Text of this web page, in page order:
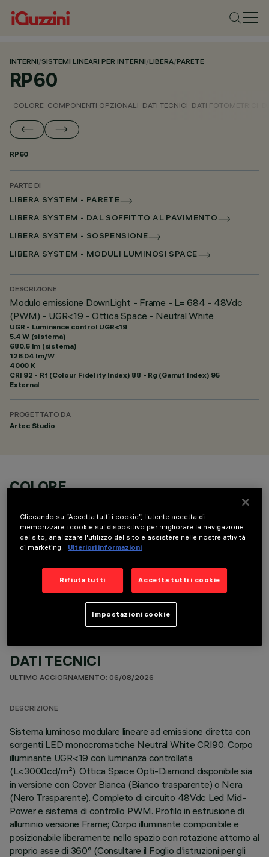
INTERNI/SISTEMI LINEARI PER INTERNI/LIBERA/PARETE
RP60
COLORE COMPONENTI OPZIONALI DATI TECNICI DATI FOTOMETRICI
RP60
PARTE DI
LIBERA SYSTEM - PARETE
LIBERA SYSTEM - DAL SOFFITTO AL PAVIMENTO
LIBERA SYSTEM - SOSPENSIONE
LIBERA SYSTEM - MODULI LUMINOSI SPACE
DESCRIZIONE
Modulo emissione DownLight - Frame - L= 684 - 48Vdc
(PWM) - UGR<19 - Ottica Space - Neutral White
UGR - Luminance control UGR<19
5.4 W (sistema)
680.6 lm (sistema)
126.04 lm/W
4000 K
CRI 92 - Rf (Colour Fidelity Index) 88 - Rg (Gamut Index) 95
External
PROGETTATO DA
Artec Studio
COLORE
COMPONENTI OPZIONALI
DATI TECNICI
ULTIMO AGGIORNAMENTO: 06/08/2026
DESCRIZIONE
Sistema luminoso modulare lineare ad emissione diretta con
sorgenti LED monocromatiche Neutral White CRI90. Corpo
illuminante UGR<19 con luminanza controllata
(L≤3000cd/m²). Ottica Space Opti-Diamond disponibile sia
in versione con Cover Bianca (Bianco trasparente) o Nera
(Nero Trasparente). Completo di circuito 48Vdc Led Mid-
Power e sistema di controllo PWM. Profilo in estrusione di
alluminio versione Frame; Corpo illuminante componibile e
posizionabile liberamente nello spazio con rotazione attorno al
proprio asse di 360° (Consultare il Foglio d'istruzioni per gli
Cliccando su “Accetta tutti i cookie”, l'utente accetta di
memorizzare i cookie sul dispositivo per migliorare la navigazione
del sito, analizzare l'utilizzo del sito e assistere nelle nostre attività
di marketing.
Ulteriori informazioni
Rifiuta tutti Accetta tutti i cookie
Impostazioni cookie